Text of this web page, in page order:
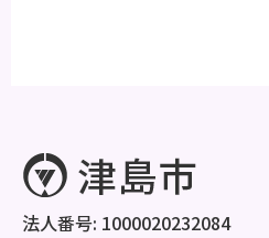
法人番号: 1000020232084